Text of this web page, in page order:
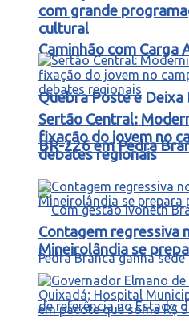
Caminhão com Carga
Quebra Poste e Deixa
BR-226 em Pedra
com grande
cultural
Sertão Central:
fixação do jovem no
debates regionais
Contagem regressiva
Mineirolândia se